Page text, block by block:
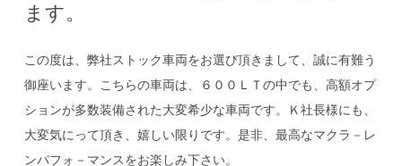
ます。
この度は、弊社ストック車両をお選び頂きまして、誠に有難う
御座います。こちらの車両は、６００ＬＴの中でも、高額オプ
ションが多数装備された大変希少な車両です。Ｋ社長様にも、
大変気にって頂き、嬉しい限りです。是非、最高なマクラ－レ
ンパフォ－マンスをお楽しみ下さい。